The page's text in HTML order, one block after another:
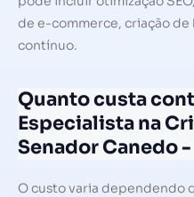
de e-commerce, criação
contínuo.
Quanto custa
Especialista na
Senador Canedo -
O custo varia dependendo